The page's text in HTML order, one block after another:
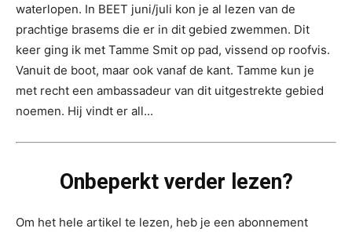
waterlopen. In BEET juni/juli kon je al lezen van de
prachtige brasems die er in dit gebied zwemmen. Dit
keer ging ik met Tamme Smit op pad, vissend op roofvis.
Vanuit de boot, maar ook vanaf de kant. Tamme kun je
met recht een ambassadeur van dit uitgestrekte gebied
noemen. Hij vindt er all...
Onbeperkt verder lezen?
Om het hele artikel te lezen, heb je een abonnement